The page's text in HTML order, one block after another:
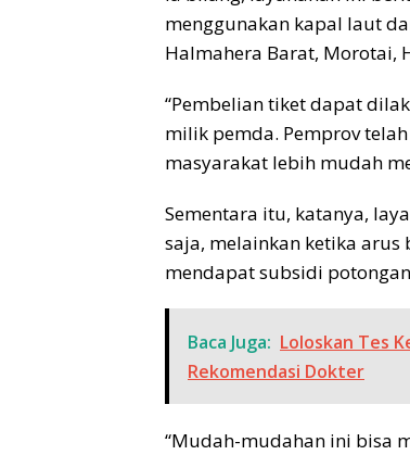
menggunakan kapal laut
Halmahera Barat, Morotai,
“Pembelian tiket dapat
milik pemda. Pemprov
masyarakat lebih mudah
Sementara itu, katanya,
saja, melainkan ketika
mendapat subsidi
Baca Juga: Loloskan Tes
Rekomendasi Dokter
“Mudah-mudahan ini bisa